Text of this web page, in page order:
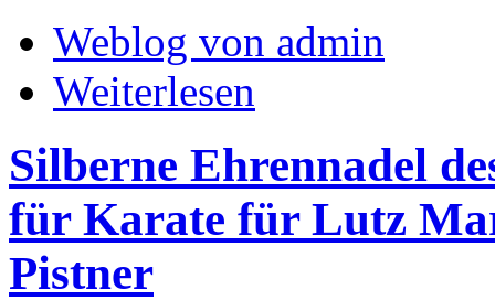
Weblog von admin
Weiterlesen
Silberne Ehrennadel
für Karate für Lutz
Pistner